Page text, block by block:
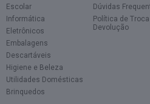
Escolar
Informática
Eletrônicos
Embalagens
Descartáveis
Higiene e Beleza
Utilidades Domésticas
Brinquedos
Dúvidas
Política de Troca
Devolução